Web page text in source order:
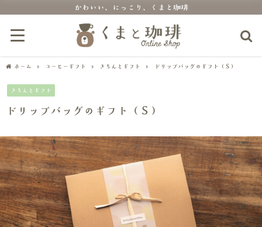
かわいい、にっこり、くまと珈琲
ホーム コーヒーギフト きちんとギフト ドリップバッグのギフト（Ｓ）
きちんとギフト
ドリップバッグのギフト（Ｓ）